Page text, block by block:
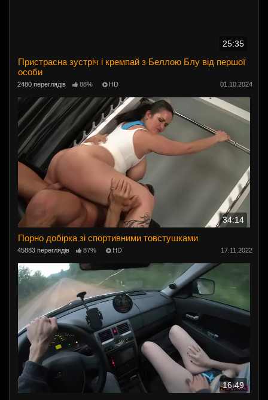
25:35
Пристрасна зустріч і кремпай з Беллою Блу від першої
особи
2480 переглядів 88% HD 01.10.2024
34:14
Порно добірка зі спортивними товстушками
45883 переглядів 87% HD 17.11.2022
16:49